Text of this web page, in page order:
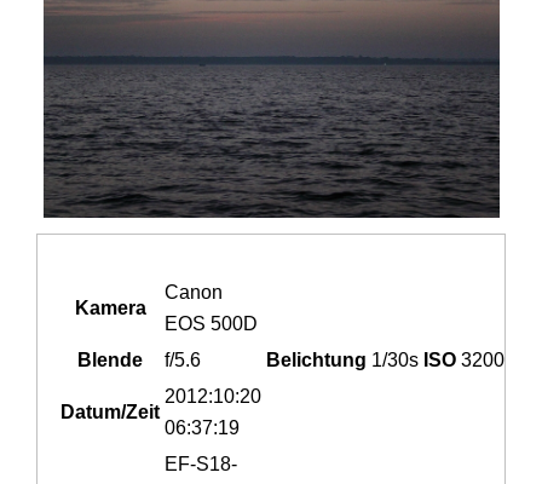
Kamera
Canon
EOS 500D
Blende
f/5.6 Belichtung 1/30s ISO 3200
Datum/Zeit
2012:10:20
06:37:19
EF-S18-